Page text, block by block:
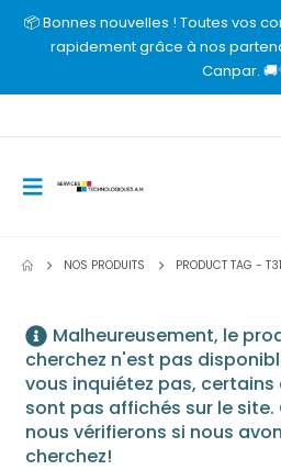
📦 Bonnes nouvelles ! Toutes vos
rapidement grâce à nos
Canpar.
NOS PRODUITS PRODUCT TAG -
Malheureusement, le
cherchez n'est pas
vous inquiétez pas,
sont pas affichés sur le
nous vérifierons si nous
cherchez!